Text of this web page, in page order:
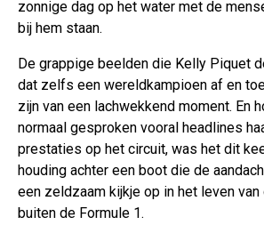
zonnige dag op het water met de
bij hem staan.
De grappige beelden die Kelly Piquet
dat zelfs een wereldkampioen af en
zijn van een lachwekkend moment. En
normaal gesproken vooral headlines
prestaties op het circuit, was het dit
houding achter een boot die de
een zeldzaam kijkje op in het leven
buiten de Formule 1.